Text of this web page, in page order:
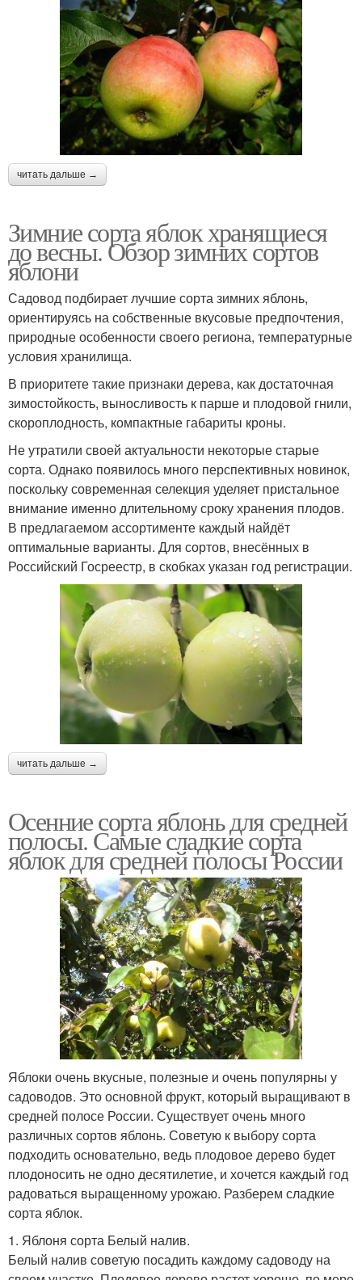
читать дальше →
Зимние сорта яблок хранящиеся
до весны. Обзор зимних сортов
яблони
Садовод подбирает лучшие сорта зимних яблонь,
ориентируясь на собственные вкусовые предпочтения,
природные особенности своего региона, температурные
условия хранилища.
В приоритете такие признаки дерева, как достаточная
зимостойкость, выносливость к парше и плодовой гнили,
скороплодность, компактные габариты кроны.
Не утратили своей актуальности некоторые старые
сорта. Однако появилось много перспективных новинок,
поскольку современная селекция уделяет пристальное
внимание именно длительному сроку хранения плодов.
В предлагаемом ассортименте каждый найдёт
оптимальные варианты. Для сортов, внесённых в
Российский Госреестр, в скобках указан год регистрации.
читать дальше →
Осенние сорта яблонь для средней
полосы. Самые сладкие сорта
яблок для средней полосы России
Яблоки очень вкусные, полезные и очень популярны у
садоводов. Это основной фрукт, который выращивают в
средней полосе России. Существует очень много
различных сортов яблонь. Советую к выбору сорта
подходить основательно, ведь плодовое дерево будет
плодоносить не одно десятилетие, и хочется каждый год
радоваться выращенному урожаю. Разберем сладкие
сорта яблок.
1. Яблоня сорта Белый налив.
Белый налив советую посадить каждому садоводу на